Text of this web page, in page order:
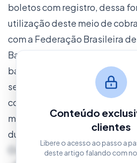
boletos com registro, dessa
utilização deste meio de
com a Federação Brasileira de
Bancos(FEBRABAN) desde
bancária deixou de ofertar o
sem registro, ou seja, os novos
cobrança bancária somente
meio de cobrança registrada.
dúvidas consulte sua Agência
O que é um boleto com
Conteúdo
clientes
Libere o acesso ao passo a
deste artigo falando com